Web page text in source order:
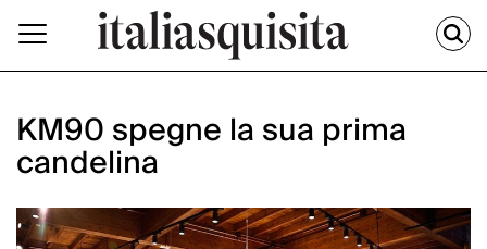
KM90 spegne la sua prima
candelina